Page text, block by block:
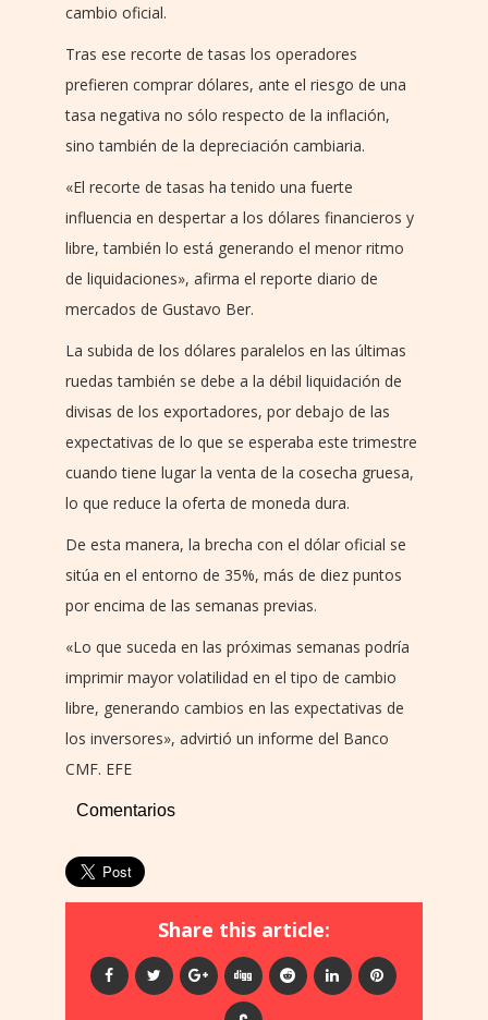
cambio oficial.
Tras ese recorte de tasas los operadores
prefieren comprar dólares, ante el riesgo de una
tasa negativa no sólo respecto de la inflación,
sino también de la depreciación cambiaria.
«El recorte de tasas ha tenido una fuerte
influencia en despertar a los dólares financieros y
libre, también lo está generando el menor ritmo
de liquidaciones», afirma el reporte diario de
mercados de Gustavo Ber.
La subida de los dólares paralelos en las últimas
ruedas también se debe a la débil liquidación de
divisas de los exportadores, por debajo de las
expectativas de lo que se esperaba este trimestre
cuando tiene lugar la venta de la cosecha gruesa,
lo que reduce la oferta de moneda dura.
De esta manera, la brecha con el dólar oficial se
sitúa en el entorno de 35%, más de diez puntos
por encima de las semanas previas.
«Lo que suceda en las próximas semanas podría
imprimir mayor volatilidad en el tipo de cambio
libre, generando cambios en las expectativas de
los inversores», advirtió un informe del Banco
CMF. EFE
Comentarios
Share this article: